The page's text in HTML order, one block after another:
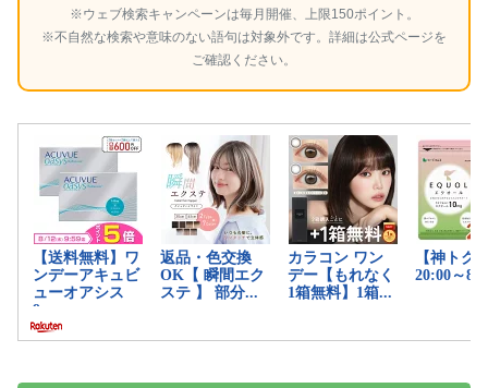
※ウェブ検索キャンペーンは毎月開催、上限150ポイント。
※不自然な検索や意味のない語句は対象外です。詳細は公式ページを
ご確認ください。